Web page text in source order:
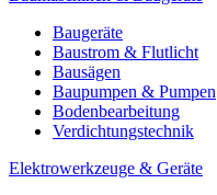
Baugeräte
Baustrom & Flutlicht
Bausägen
Baupumpen & Pumpen
Bodenbearbeitung
Verdichtungstechnik
Elektrowerkzeuge & Geräte